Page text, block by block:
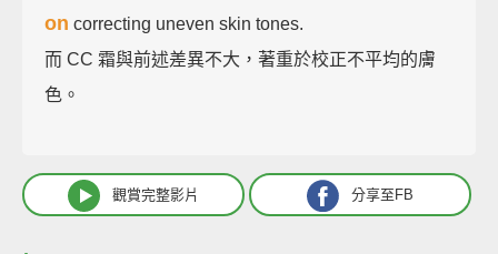
on correcting uneven skin tones.
而 CC 霜與前述差異不大，著重於校正不平均的膚
色。
觀賞完整影片 分享至FB